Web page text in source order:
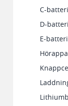
C-
D-
E-